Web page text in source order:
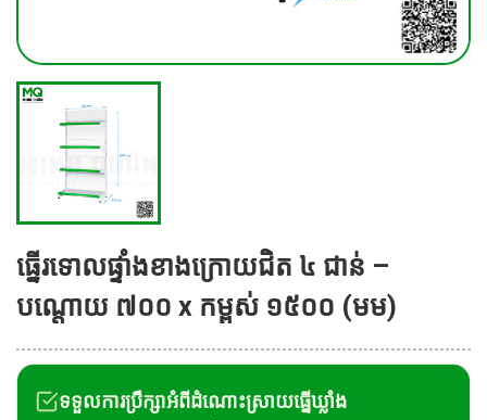
ធ្នើរទោលផ្ទាំងខាងក្រោយជិត ៤ ជាន់ –
បណ្តោយ ៧០០ x កម្ពស់ ១៥០០ (មម)
ទទួលការប្រឹក្សាអំពីដំណោះស្រាយធ្នើឃ្លាំង